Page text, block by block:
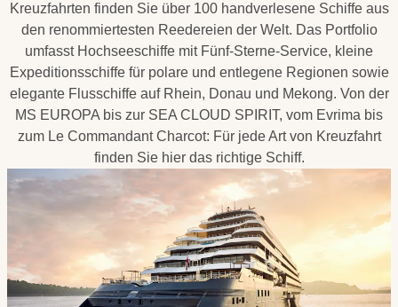
Kreuzfahrten finden Sie über 100 handverlesene Schiffe aus
den renommiertesten Reedereien der Welt. Das Portfolio
umfasst Hochseeschiffe mit Fünf-Sterne-Service, kleine
Expeditionsschiffe für polare und entlegene Regionen sowie
elegante Flusschiffe auf Rhein, Donau und Mekong. Von der
MS EUROPA bis zur SEA CLOUD SPIRIT, vom Evrima bis
zum Le Commandant Charcot: Für jede Art von Kreuzfahrt
finden Sie hier das richtige Schiff.